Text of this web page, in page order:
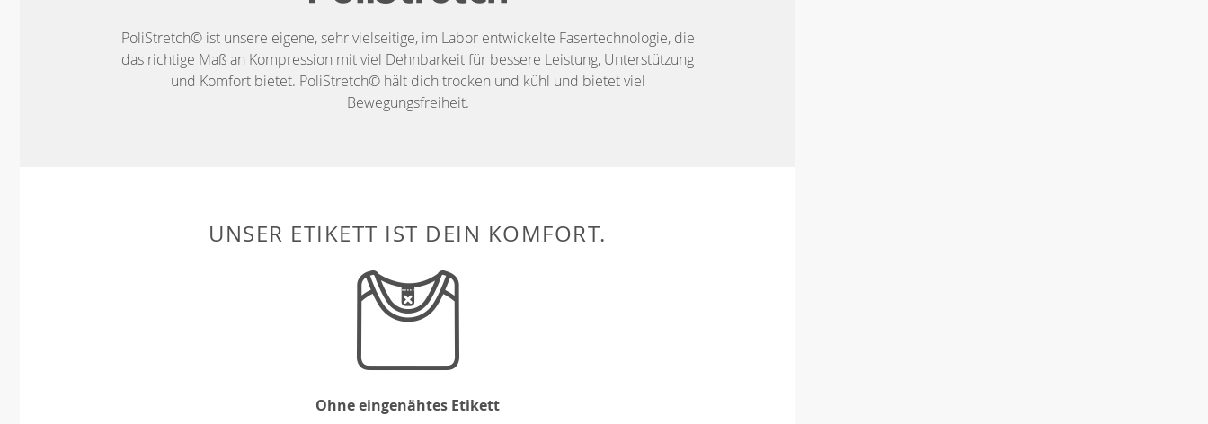
PoliStretch© ist unsere eigene, sehr vielseitige, im Labor entwickelte Fasertechnologie, die
das richtige Maß an Kompression mit viel Dehnbarkeit für bessere Leistung, Unterstützung
und Komfort bietet. PoliStretch© hält dich trocken und kühl und bietet viel
Bewegungsfreiheit.
UNSER ETIKETT IST DEIN KOMFORT.
Ohne eingenähtes Etikett